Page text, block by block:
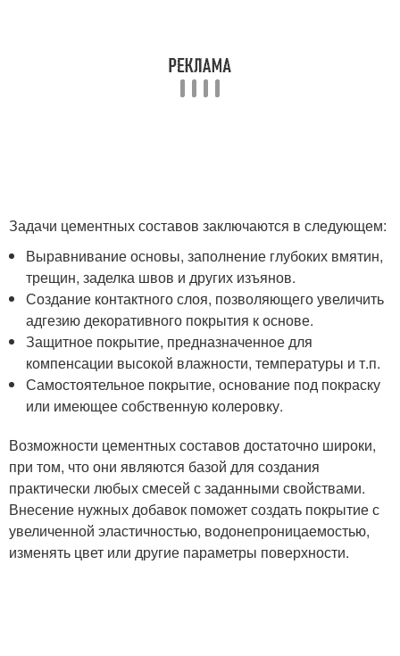
Задачи цементных составов заключаются в следующем:
Выравнивание основы, заполнение глубоких вмятин,
трещин, заделка швов и других изъянов.
Создание контактного слоя, позволяющего увеличить
адгезию декоративного покрытия к основе.
Защитное покрытие, предназначенное для
компенсации высокой влажности, температуры и т.п.
Самостоятельное покрытие, основание под покраску
или имеющее собственную колеровку.
Возможности цементных составов достаточно широки,
при том, что они являются базой для создания
практически любых смесей с заданными свойствами.
Внесение нужных добавок поможет создать покрытие с
увеличенной эластичностью, водонепроницаемостью,
изменять цвет или другие параметры поверхности.